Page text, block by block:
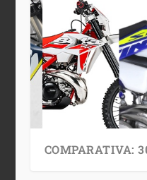
COMPARATIVA: